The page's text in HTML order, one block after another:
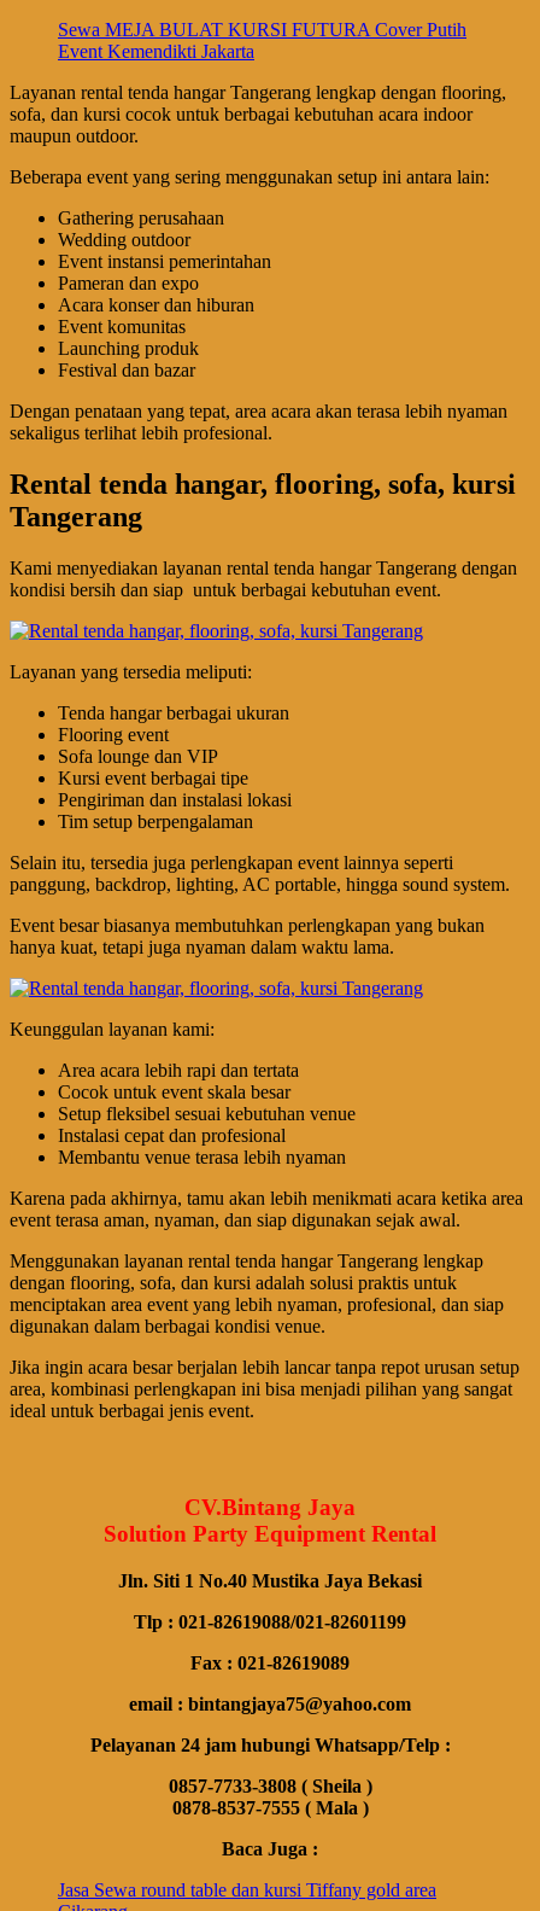
Sewa MEJA BULAT KURSI FUTURA Cover Putih
Event Kemendikti Jakarta
Layanan rental tenda hangar Tangerang lengkap dengan flooring,
sofa, dan kursi cocok untuk berbagai kebutuhan acara indoor
maupun outdoor.
Beberapa event yang sering menggunakan setup ini antara lain:
Gathering perusahaan
Wedding outdoor
Event instansi pemerintahan
Pameran dan expo
Acara konser dan hiburan
Event komunitas
Launching produk
Festival dan bazar
Dengan penataan yang tepat, area acara akan terasa lebih nyaman
sekaligus terlihat lebih profesional.
Rental tenda hangar, flooring, sofa, kursi
Tangerang
Kami menyediakan layanan rental tenda hangar Tangerang dengan
kondisi bersih dan siap untuk berbagai kebutuhan event.
Layanan yang tersedia meliputi:
Tenda hangar berbagai ukuran
Flooring event
Sofa lounge dan VIP
Kursi event berbagai tipe
Pengiriman dan instalasi lokasi
Tim setup berpengalaman
Selain itu, tersedia juga perlengkapan event lainnya seperti
panggung, backdrop, lighting, AC portable, hingga sound system.
Event besar biasanya membutuhkan perlengkapan yang bukan
hanya kuat, tetapi juga nyaman dalam waktu lama.
Keunggulan layanan kami:
Area acara lebih rapi dan tertata
Cocok untuk event skala besar
Setup fleksibel sesuai kebutuhan venue
Instalasi cepat dan profesional
Membantu venue terasa lebih nyaman
Karena pada akhirnya, tamu akan lebih menikmati acara ketika area
event terasa aman, nyaman, dan siap digunakan sejak awal.
Menggunakan layanan rental tenda hangar Tangerang lengkap
dengan flooring, sofa, dan kursi adalah solusi praktis untuk
menciptakan area event yang lebih nyaman, profesional, dan siap
digunakan dalam berbagai kondisi venue.
Jika ingin acara besar berjalan lebih lancar tanpa repot urusan setup
area, kombinasi perlengkapan ini bisa menjadi pilihan yang sangat
ideal untuk berbagai jenis event.
CV.Bintang Jaya
Solution Party Equipment Rental
Jln. Siti 1 No.40 Mustika Jaya Bekasi
Tlp : 021-82619088/021-82601199
Fax : 021-82619089
email : bintangjaya75@yahoo.com
Pelayanan 24 jam hubungi Whatsapp/Telp :
0857-7733-3808 ( Sheila )
0878-8537-7555 ( Mala )
Baca Juga :
Jasa Sewa round table dan kursi Tiffany gold area